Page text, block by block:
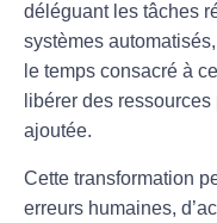
déléguant les tâches
systèmes
le temps consacré à
libérer des ressources
ajoutée.
Cette transformation
erreurs humaines,